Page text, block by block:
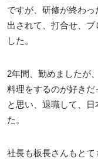
ですが、研修が終わ
出されて、打合せ、
した。
2年間、勤めましたが
料理をするのが好き
と思い、退職して、
た。
社長も板長さんもとて